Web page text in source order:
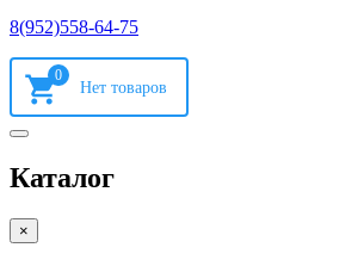
8(952)558-64-75
0
Каталог
×